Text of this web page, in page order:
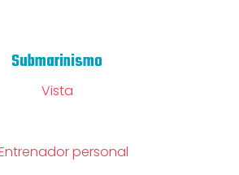
Submarinismo
Vista